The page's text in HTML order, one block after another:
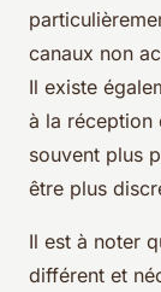
canaux non
Il existe
à la réception
souvent plus
être plus
Il est à noter
différent et